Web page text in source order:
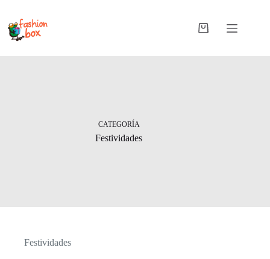
contenido
Carro
CATEGORÍA
Festividades
Festividades